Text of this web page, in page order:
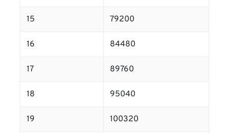
15 79200
16 84480
17 89760
18 95040
19 100320